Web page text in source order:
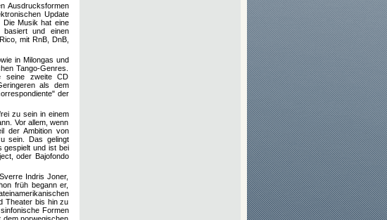
Ausdrucksformen
Update
Die Musik hat eine
basiert und einen
mit RnB, DnB,
in Milongas und
Tango-Genres.
seine zweite CD
als dem
der
zu sein in einem
Vor allem, wenn
der Ambition von
sein. Das gelingt
gespielt und ist bei
oder Bajofondo
Indris Joner,
früh begann er,
Theater bis hin zu
Formen
dem norwegischen